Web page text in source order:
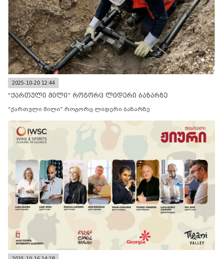
2025-10-20 12:44
“ქართული მილი” როგორც ლიდერი ბაზარზე
“ქართული მილი” როგორც ლიდერი ბაზარზე